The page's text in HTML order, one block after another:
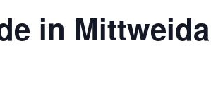
in Mittweida